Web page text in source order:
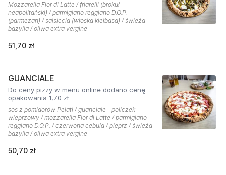
Mozzarella Fior di Latte / friarelli (brokuł
neapolitański) / parmigiano reggiano D.O.P.
(parmezan) / salsiccia (włoska kiełbasa) / świeża
bazylia / oliwa extra vergine
51,70 zł
GUANCIALE
Do ceny pizzy w menu online dodano cenę
opakowania 1,70 zł
sos z pomidorów Pelati / guanciale - policzek
wieprzowy / mozzarella Fior di Latte / parmigiano
reggiano D.O.P. / czerwona cebula / pieprz / świeża
bazylia / oliwa extra vergine
50,70 zł